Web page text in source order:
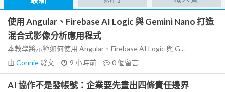
使用 Angular、Firebase AI Logic 與 Gemini Nano 打造
混合式影像分析應用程式
本教學將示範如何使用 Angular、Firebase AI Logic 與 G...
由 Connie發文 9 小時前 0個留言
AI 協作不是發帳號：企業要先畫出四條責任邊界